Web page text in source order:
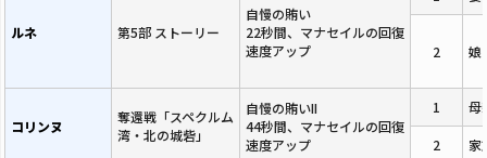
ルネ 第5部 ストーリー
自慢の賄い
22秒間、マナセイルの回復
速度アップ
2 娘
コリンヌ
奪還戦「スペクルム
湾・北の城砦」
自慢の賄いII
44秒間、マナセイルの回復
速度アップ
1 母
2 家